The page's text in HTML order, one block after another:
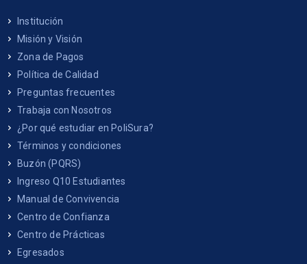
Institución
Misión y Visión
Zona de Pagos
Política de Calidad
Preguntas frecuentes
Trabaja con Nosotros
¿Por qué estudiar en PoliSura?
Términos y condiciones
Buzón (PQRS)
Ingreso Q10 Estudiantes
Manual de Convivencia
Centro de Confianza
Centro de Prácticas
Egresados